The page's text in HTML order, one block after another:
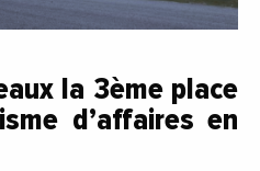
la 3ème place
d’affaires en